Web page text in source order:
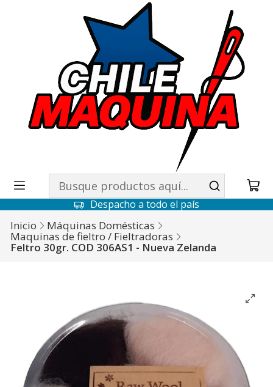
Despacho a todo el país
Inicio Máquinas Domésticas
Maquinas de fieltro / Fieltradoras
Feltro 30gr. COD 306AS1 - Nueva Zelanda